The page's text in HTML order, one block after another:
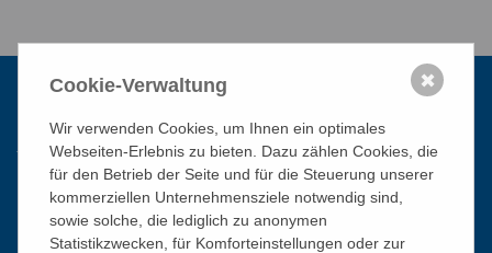
Kontakt
Katholisches Bildungswerk Wien
1010 Wien, Stephansplatz 3
Cookie-Verwaltung
Wir verwenden Cookies, um Ihnen ein optimales
Webseiten-Erlebnis zu bieten. Dazu zählen Cookies, die
für den Betrieb der Seite und für die Steuerung unserer
kommerziellen Unternehmensziele notwendig sind,
sowie solche, die lediglich zu anonymen
Statistikzwecken, für Komforteinstellungen oder zur
✖